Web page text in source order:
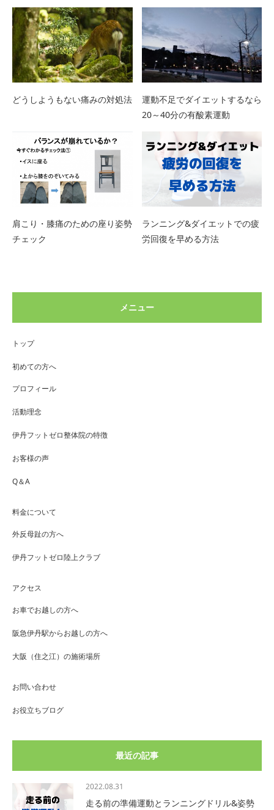
どうしようもない痛みの対処法
運動不足でダイエットするなら
20～40分の有酸素運動
肩こり・膝痛のための座り姿勢
チェック
ランニング&ダイエットでの疲
労回復を早める方法
メニュー
トップ
初めての方へ
プロフィール
活動理念
伊丹フットゼロ整体院の特徴
お客様の声
Q＆A
料金について
外反母趾の方へ
伊丹フットゼロ陸上クラブ
アクセス
お車でお越しの方へ
阪急伊丹駅からお越しの方へ
大阪（住之江）の施術場所
お問い合わせ
お役立ちブログ
最近の記事
2022.08.31
走る前の準備運動とランニングドリル&姿勢